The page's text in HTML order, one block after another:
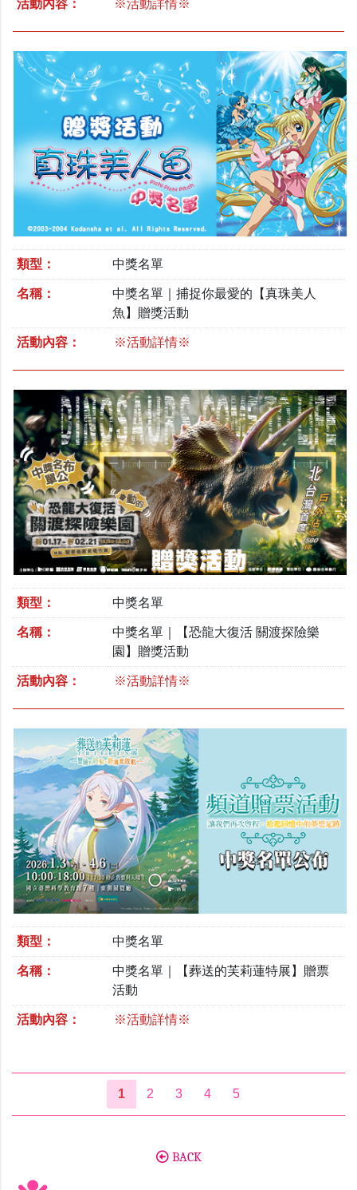
活動內容： ※活動詳情※
類型： 中獎名單
名稱：
中獎名單｜捕捉你最愛的【真珠美人
魚】贈獎活動
活動內容： ※活動詳情※
類型： 中獎名單
名稱：
中獎名單｜【恐龍大復活 關渡探險樂
園】贈獎活動
活動內容： ※活動詳情※
類型： 中獎名單
名稱：
中獎名單｜【葬送的芙莉蓮特展】贈票
活動
活動內容： ※活動詳情※
1 2 3 4 5
BACK